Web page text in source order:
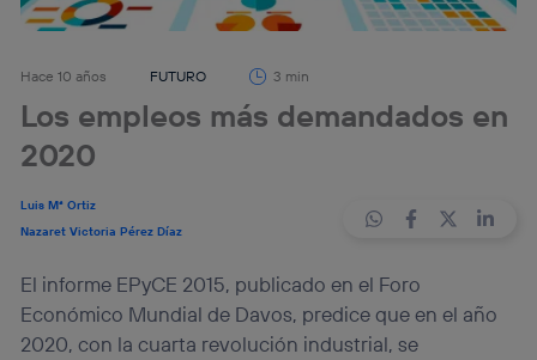
Hace 10 años FUTURO 3 min
Los empleos más demandados en
2020
Luis Mª Ortiz
Nazaret Victoria Pérez Díaz
El informe EPyCE 2015, publicado en el Foro
Económico Mundial de Davos, predice que en el año
2020, con la cuarta revolución industrial, se